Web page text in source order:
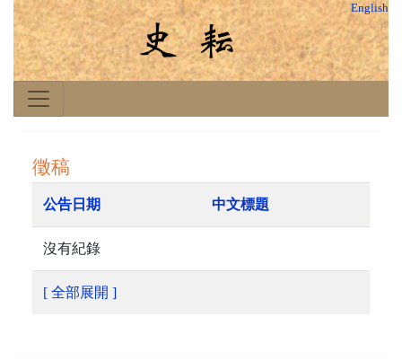
English
徵稿
公告日期 中文標題
沒有紀錄
[ 全部展開 ]